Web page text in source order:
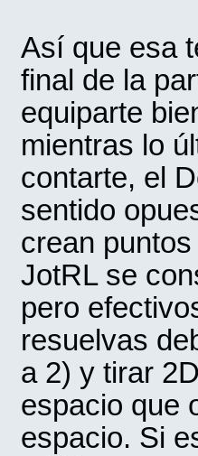
Así que esa
final de la
equiparte
mientras lo
contarte, el
sentido
crean
JotRL se
pero
resuelvas
a 2) y tirar
espacio que
espacio. Si